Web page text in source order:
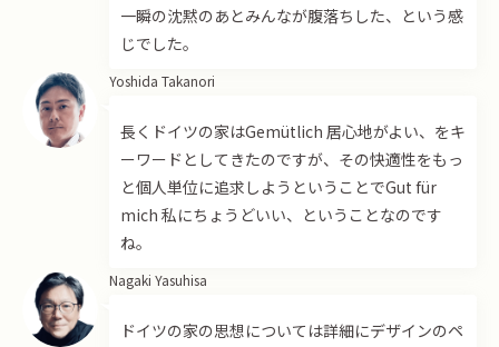
一瞬の沈黙のあとみんなが腹落ちした、という感
じでした。
Yoshida Takanori
長くドイツの家はGemütlich 居心地がよい、をキ
ーワードとしてきたのですが、その快適性をもっ
と個人単位に追求しようということでGut für
mich 私にちょうどいい、ということなのです
ね。
Nagaki Yasuhisa
ドイツの家の思想については詳細にデザインのペ